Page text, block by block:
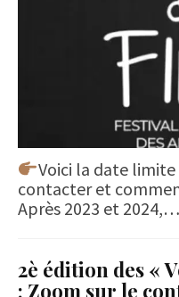
Voici la date
contacter et
Après 2023 et 2024,…
2è édition des «
: Zoom sur le